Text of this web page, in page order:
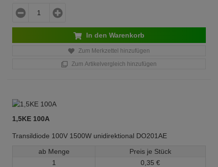
In den Warenkorb
Zum Merkzettel hinzufügen
Zum Artikelvergleich hinzufügen
1,5KE 100A
Transildiode 100V 1500W unidirektional DO201AE
ab Menge
Preis je Stück
1
0, 35 €